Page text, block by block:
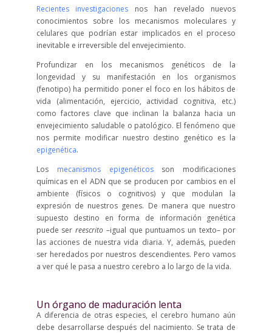
Recientes investigaciones nos han revelado nuevos
conocimientos sobre los mecanismos moleculares y
celulares que podrían estar implicados en el proceso
inevitable e irreversible del envejecimiento.
Profundizar en los mecanismos genéticos de la
longevidad y su manifestación en los organismos
(fenotipo) ha permitido poner el foco en los hábitos de
vida (alimentación, ejercicio, actividad cognitiva, etc.)
como factores clave que inclinan la balanza hacia un
envejecimiento saludable o patológico. El fenómeno que
nos permite modificar nuestro destino genético es la
epigenética.
Los mecanismos epigenéticosson modificaciones
químicas en el ADN que se producen por cambios en el
ambiente (físicos o cognitivos) y que modulan la
expresión de nuestros genes. De manera que nuestro
supuesto destino en forma de información genética
puede serreescrito –igual que puntuamos un texto– por
las acciones de nuestra vida diaria. Y, además, pueden
ser heredados por nuestros descendientes. Pero vamos
a ver qué le pasa a nuestro cerebro a lo largo de la vida.
Un órgano de maduración lenta
A diferencia de otras especies, el cerebro humano aún
debe desarrollarse después del nacimiento. Se trata de